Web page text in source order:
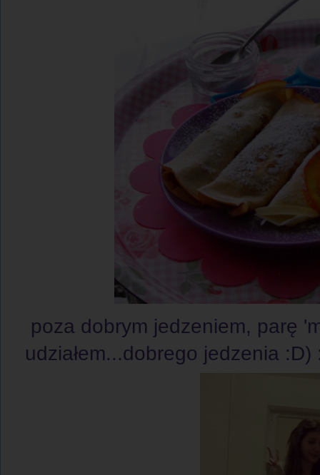
poza dobrym jedzeniem, parę
udziałem...dobrego jedzenia :D)